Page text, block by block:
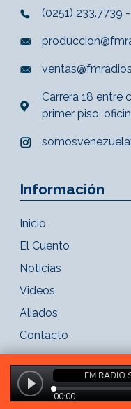
(0251) 233.7739
Carrera 18 entre
primer piso,
Información
Inicio
El Cuento
Noticias
Videos
Aliados
Contacto
Copyright 2021 - FM Radio